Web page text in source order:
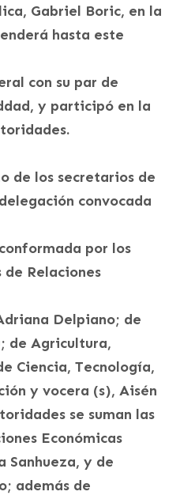
Gabriel Boric, en la
hasta este
con su par de
y participó en la
de los secretarios de
convocada
por los
Relaciones
Delpiano; de
de Agricultura,
Ciencia, Tecnología,
y vocera (s), Aisén
se suman las
Económicas
Sanhueza, y de
además de